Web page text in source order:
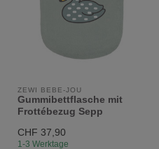
ZEWI BÉBÉ-JOU
Gummibettflasche mit
Frottébezug Sepp
CHF 37,90
1-3 Werktage